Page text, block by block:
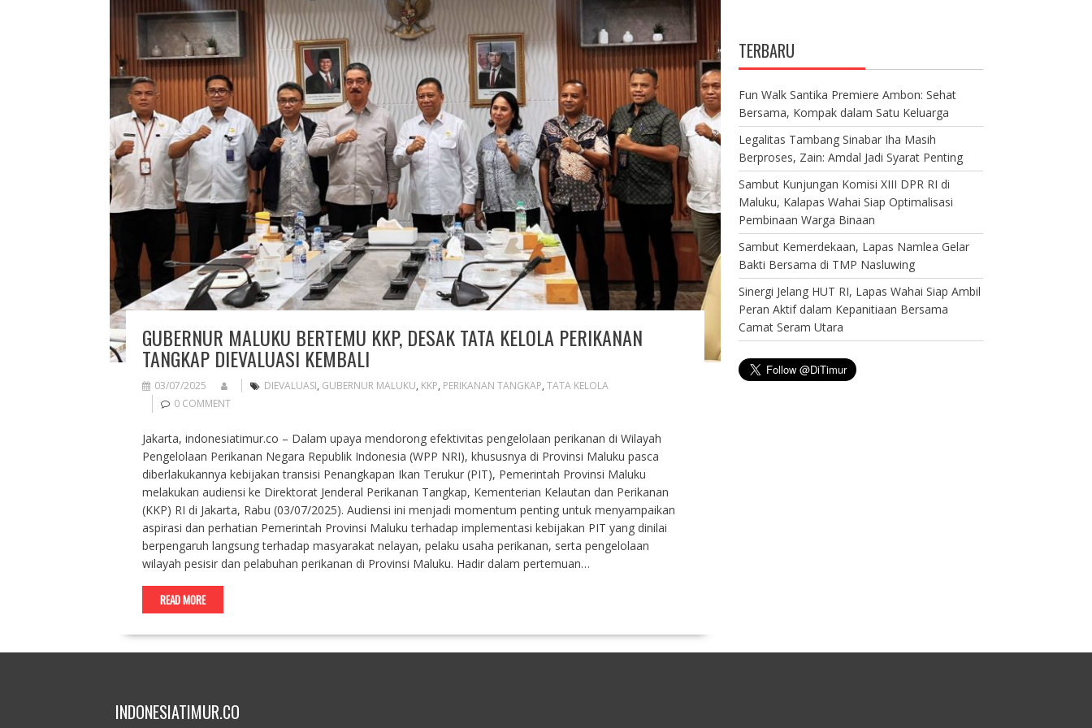
GUBERNUR MALUKU BERTEMU KKP, DESAK TATA KELOLA PERIKANAN
TANGKAP DIEVALUASI KEMBALI
03/07/2025 DIEVALUASI, GUBERNUR MALUKU, KKP, PERIKANAN TANGKAP, TATA KELOLA
0 COMMENT
Jakarta, indonesiatimur.co – Dalam upaya mendorong efektivitas pengelolaan perikanan di Wilayah
Pengelolaan Perikanan Negara Republik Indonesia (WPP NRI), khususnya di Provinsi Maluku pasca
diberlakukannya kebijakan transisi Penangkapan Ikan Terukur (PIT), Pemerintah Provinsi Maluku
melakukan audiensi ke Direktorat Jenderal Perikanan Tangkap, Kementerian Kelautan dan Perikanan
(KKP) RI di Jakarta, Rabu (03/07/2025). Audiensi ini menjadi momentum penting untuk menyampaikan
aspirasi dan perhatian Pemerintah Provinsi Maluku terhadap implementasi kebijakan PIT yang dinilai
berpengaruh langsung terhadap masyarakat nelayan, pelaku usaha perikanan, serta pengelolaan
wilayah pesisir dan pelabuhan perikanan di Provinsi Maluku. Hadir dalam pertemuan…
READ MORE
TERBARU
Fun Walk Santika Premiere Ambon: Sehat
Bersama, Kompak dalam Satu Keluarga
Legalitas Tambang Sinabar Iha Masih
Berproses, Zain: Amdal Jadi Syarat Penting
Sambut Kunjungan Komisi XIII DPR RI di
Maluku, Kalapas Wahai Siap Optimalisasi
Pembinaan Warga Binaan
Sambut Kemerdekaan, Lapas Namlea Gelar
Bakti Bersama di TMP Nasluwing
Sinergi Jelang HUT RI, Lapas Wahai Siap Ambil
Peran Aktif dalam Kepanitiaan Bersama
Camat Seram Utara
INDONESIATIMUR.CO